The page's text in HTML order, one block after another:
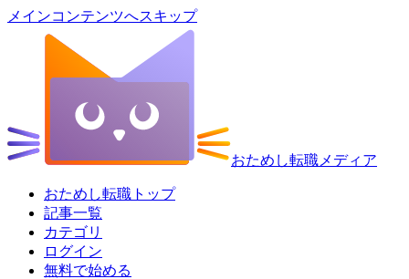
メインコンテンツへスキップ
おためし転職メディア
おためし転職トップ
記事一覧
カテゴリ
ログイン
無料で始める